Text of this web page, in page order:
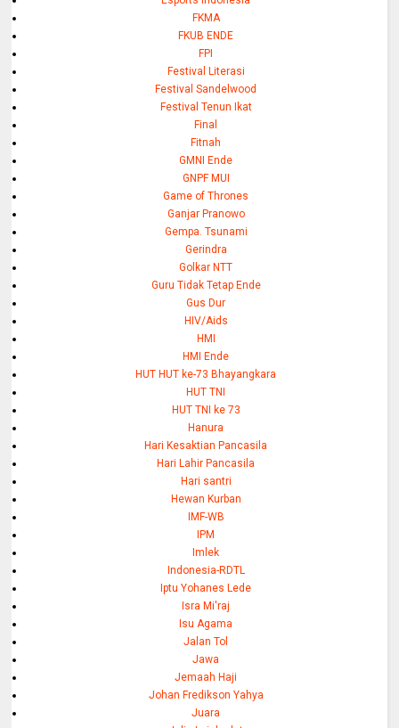
FKMA
FKUB ENDE
FPI
Festival Literasi
Festival Sandelwood
Festival Tenun Ikat
Final
Fitnah
GMNI Ende
GNPF MUI
Game of Thrones
Ganjar Pranowo
Gempa. Tsunami
Gerindra
Golkar NTT
Guru Tidak Tetap Ende
Gus Dur
HIV/Aids
HMI
HMI Ende
HUT HUT ke-73 Bhayangkara
HUT TNI
HUT TNI ke 73
Hanura
Hari Kesaktian Pancasila
Hari Lahir Pancasila
Hari santri
Hewan Kurban
IMF-WB
IPM
Imlek
Indonesia-RDTL
Iptu Yohanes Lede
Isra Mi'raj
Isu Agama
Jalan Tol
Jawa
Jemaah Haji
Johan Fredikson Yahya
Juara